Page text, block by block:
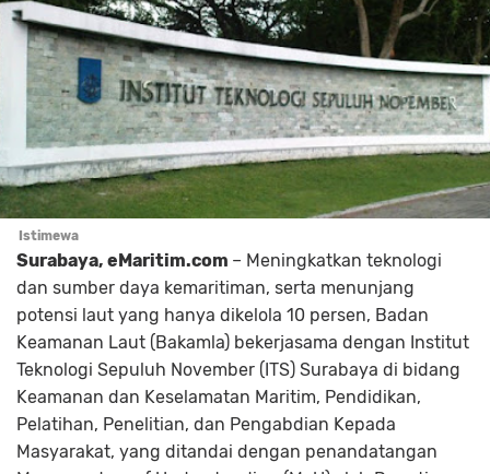
Istimewa
Surabaya, eMaritim.com – Meningkatkan teknologi
dan sumber daya kemaritiman, serta menunjang
potensi laut yang hanya dikelola 10 persen, Badan
Keamanan Laut (Bakamla) bekerjasama dengan Institut
Teknologi Sepuluh November (ITS) Surabaya di bidang
Keamanan dan Keselamatan Maritim, Pendidikan,
Pelatihan, Penelitian, dan Pengabdian Kepada
Masyarakat, yang ditandai dengan penandatangan